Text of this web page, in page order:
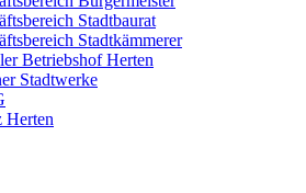
Stadtbaurat
Stadtkämmerer
Betriebshof Herten
Stadtwerke
Herten